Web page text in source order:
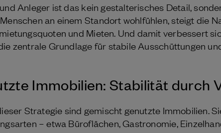
Anleger ist das kein gestalterisches Detail,
an einem Standort wohlfühlen, steigt die
und Mieten. Und damit verbessert
zentrale Grundlage für stabile Ausschüttungen
Immobilien: Stabilität durch
Strategie sind gemischt genutzte Immobilien.
– etwa Büroflächen, Gastronomie,